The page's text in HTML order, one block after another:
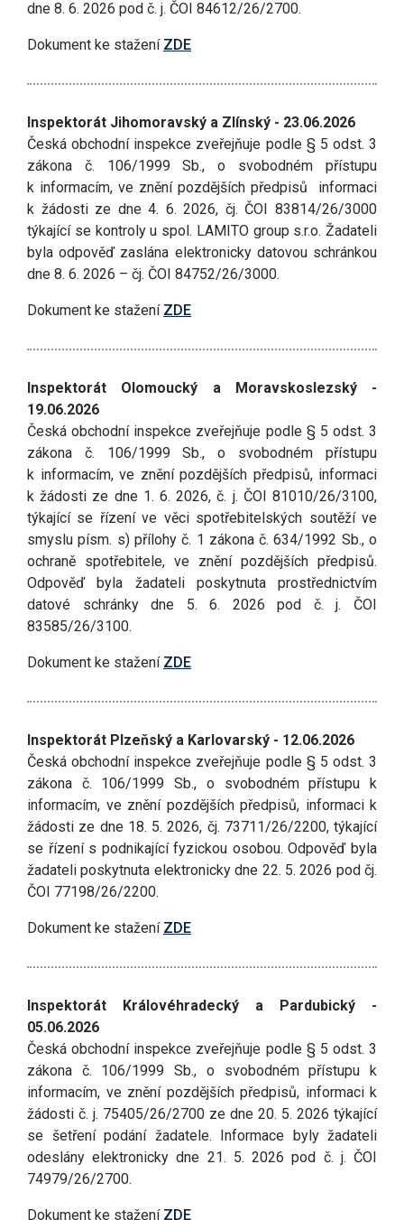
dne 8. 6. 2026 pod č. j. ČOI 84612/26/2700.
Dokument ke stažení ZDE
Inspektorát Jihomoravský a Zlínský - 23.06.2026
Česká obchodní inspekce zveřejňuje podle § 5 odst. 3
zákona č. 106/1999 Sb., o svobodném přístupu
k informacím, ve znění pozdějších předpisů informaci
k žádosti ze dne 4. 6. 2026, čj. ČOI 83814/26/3000
týkající se kontroly u spol. LAMITO group s.r.o. Žadateli
byla odpověď zaslána elektronicky datovou schránkou
dne 8. 6. 2026 – čj. ČOI 84752/26/3000.
Dokument ke stažení ZDE
Inspektorát Olomoucký a Moravskoslezský -
19.06.2026
Česká obchodní inspekce zveřejňuje podle § 5 odst. 3
zákona č. 106/1999 Sb., o svobodném přístupu
k informacím, ve znění pozdějších předpisů, informaci
k žádosti ze dne 1. 6. 2026, č. j. ČOI 81010/26/3100,
týkající se řízení ve věci spotřebitelských soutěží ve
smyslu písm. s) přílohy č. 1 zákona č. 634/1992 Sb., o
ochraně spotřebitele, ve znění pozdějších předpisů.
Odpověď byla žadateli poskytnuta prostřednictvím
datové schránky dne 5. 6. 2026 pod č. j. ČOI
83585/26/3100.
Dokument ke stažení ZDE
Inspektorát Plzeňský a Karlovarský - 12.06.2026
Česká obchodní inspekce zveřejňuje podle § 5 odst. 3
zákona č. 106/1999 Sb., o svobodném přístupu k
informacím, ve znění pozdějších předpisů, informaci k
žádosti ze dne 18. 5. 2026, čj. 73711/26/2200, týkající
se řízení s podnikající fyzickou osobou. Odpověď byla
žadateli poskytnuta elektronicky dne 22. 5. 2026 pod čj.
ČOI 77198/26/2200.
Dokument ke stažení ZDE
Inspektorát Královéhradecký a Pardubický -
05.06.2026
Česká obchodní inspekce zveřejňuje podle § 5 odst. 3
zákona č. 106/1999 Sb., o svobodném přístupu k
informacím, ve znění pozdějších předpisů, informaci k
žádosti č. j. 75405/26/2700 ze dne 20. 5. 2026 týkající
se šetření podání žadatele. Informace byly žadateli
odeslány elektronicky dne 21. 5. 2026 pod č. j. ČOI
74979/26/2700.
Dokument ke stažení ZDE